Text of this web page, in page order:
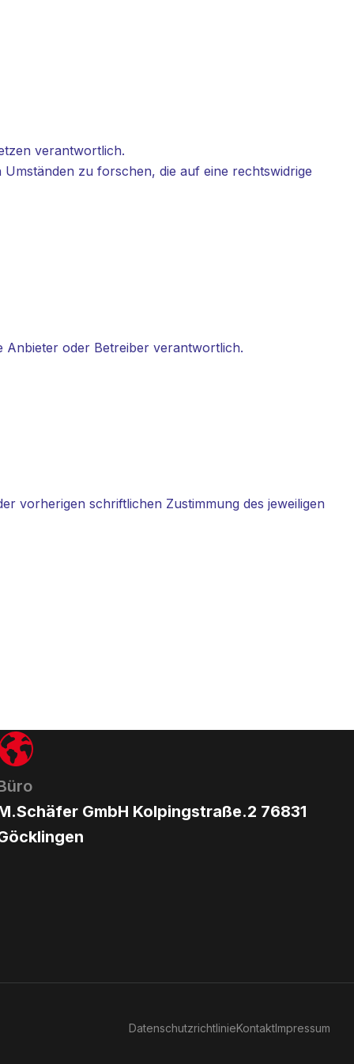
verantwortlich.
zu forschen, die auf eine rechtswidrige
Anbieter oder Betreiber verantwortlich.
vorherigen schriftlichen Zustimmung des jeweiligen
GmbH Kolpingstraße.2 76831
DatenschutzrichtlinieKontaktImpressum